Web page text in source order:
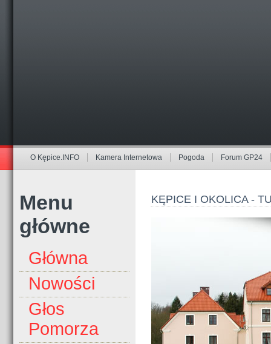
O Kępice.INFO Kamera Internetowa Pogoda Forum GP24
Menu
główne
Główna
Nowości
Głos
Pomorza
KĘPICE I OKOLICA -